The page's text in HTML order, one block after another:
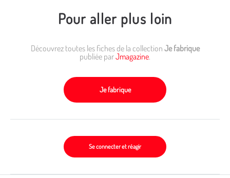
Pour aller plus loin
Découvrez toutes les fiches de la collection Je fabrique
publiée parJmagazine.
Je fabrique
Se connecter et réagir